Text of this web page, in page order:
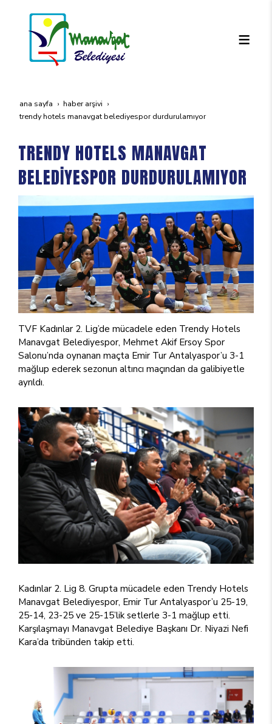
ana sayfa
haber arşivi
trendy hotels manavgat beledi̇yespor durdurulamiyor
TRENDY HOTELS MANAVGAT
BELEDİYESPOR DURDURULAMIYOR
TVF Kadınlar 2. Lig’de mücadele eden Trendy Hotels
Manavgat Belediyespor, Mehmet Akif Ersoy Spor
Salonu’nda oynanan maçta Emir Tur Antalyaspor’u 3-1
mağlup ederek sezonun altıncı maçından da galibiyetle
ayrıldı.
Kadınlar 2. Lig 8. Grupta mücadele eden Trendy Hotels
Manavgat Belediyespor, Emir Tur Antalyaspor’u 25-19,
25-14, 23-25 ve 25-15’lik setlerle 3-1 mağlup etti.
Karşılaşmayı Manavgat Belediye Başkanı Dr. Niyazi Nefi
Kara’da tribünden takip etti.